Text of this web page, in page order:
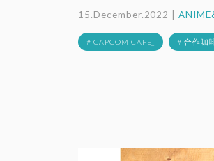
15.December.2022 |
# CAPCOM CAFE_ # 合作咖